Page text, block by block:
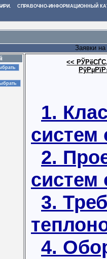
СПРАВОЧНО-ИНФОРМАЦИОННЫЙ
Заявки
<<
1.
систем
2.
систем
3.
4.